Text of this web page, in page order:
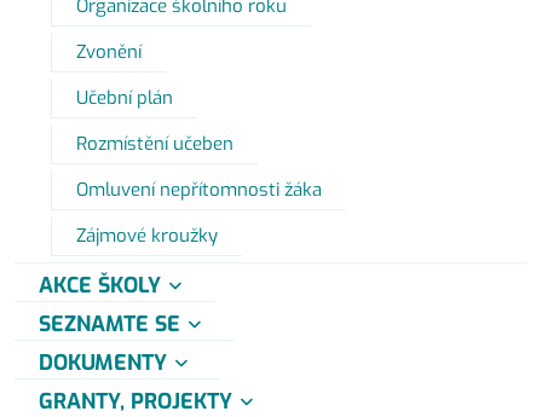
Organizace školního roku
Zvonění
Učební plán
Rozmístění učeben
Omluvení nepřítomnosti žáka
Zájmové kroužky
AKCE ŠKOLY
SEZNAMTE SE
DOKUMENTY
GRANTY, PROJEKTY